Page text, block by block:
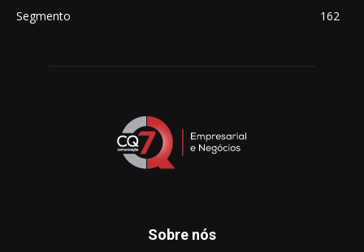
Segmento
162
Sobre nós